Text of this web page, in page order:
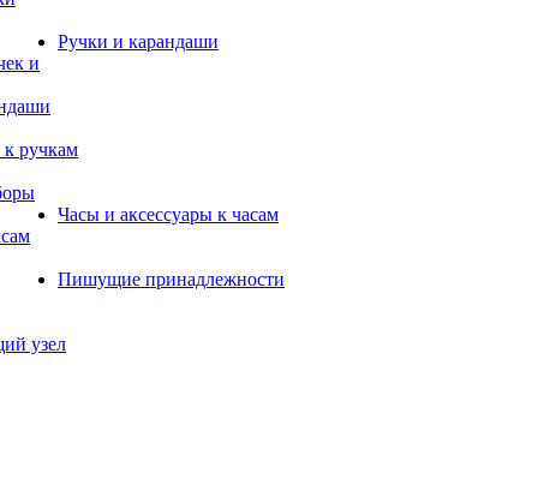
Ручки и карандаши
и
ручкам
Часы и аксессуары к часам
Пишущие принадлежности
узел